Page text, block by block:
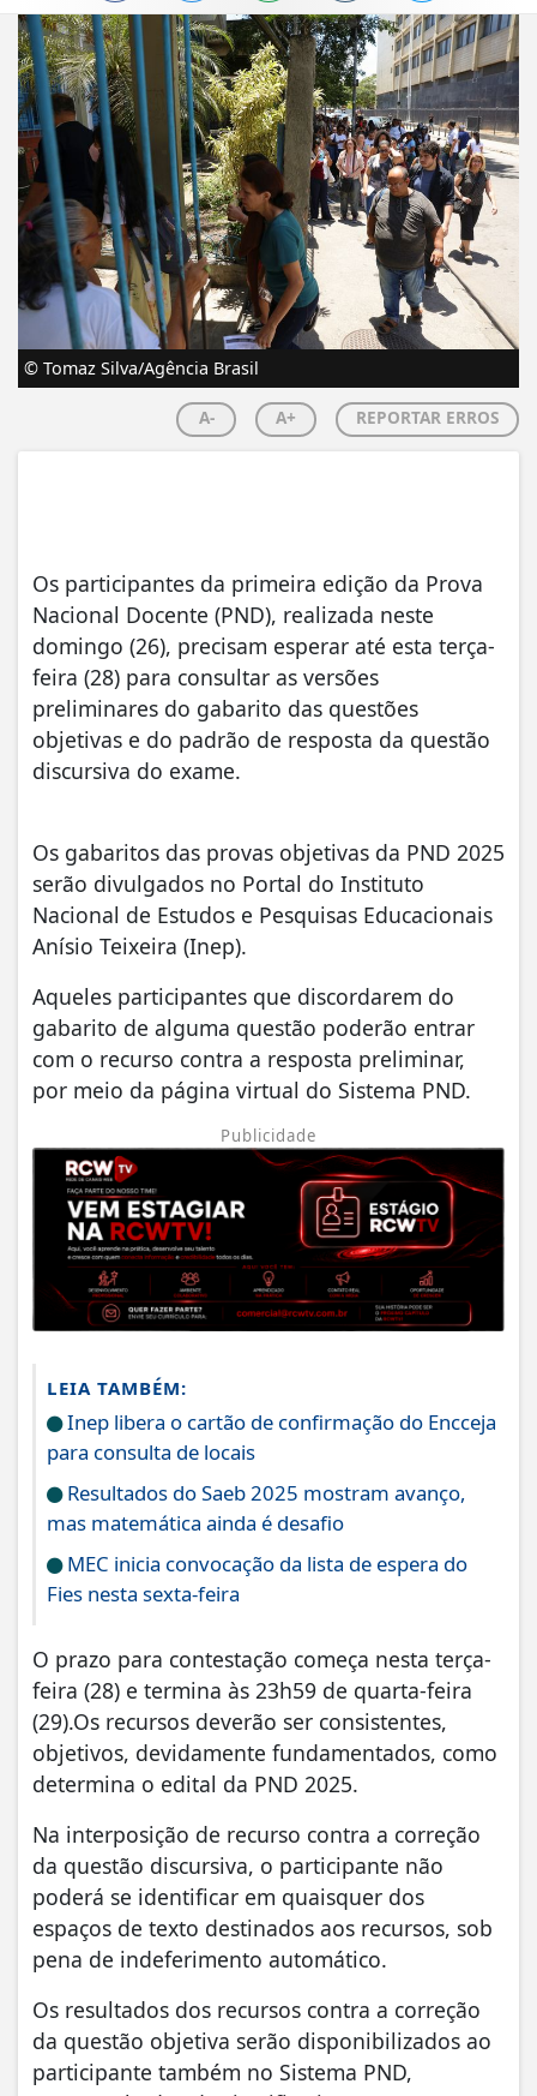
© Tomaz Silva/Agência Brasil
A- A+ REPORTAR ERROS
Os participantes da primeira edição da Prova
Nacional Docente (PND), realizada neste
domingo (26), precisam esperar até esta terça-
feira (28) para consultar as versões
preliminares do gabarito das questões
objetivas e do padrão de resposta da questão
discursiva do exame.
Os gabaritos das provas objetivas da PND 2025
serão divulgados no Portal do Instituto
Nacional de Estudos e Pesquisas Educacionais
Anísio Teixeira (Inep).
Aqueles participantes que discordarem do
gabarito de alguma questão poderão entrar
com o recurso contra a resposta preliminar,
por meio da página virtual do Sistema PND.
Publicidade
LEIA TAMBÉM:
Inep libera o cartão de confirmação do Encceja
para consulta de locais
Resultados do Saeb 2025 mostram avanço,
mas matemática ainda é desafio
MEC inicia convocação da lista de espera do
Fies nesta sexta-feira
O prazo para contestação começa nesta terça-
feira (28) e termina às 23h59 de quarta-feira
(29).Os recursos deverão ser consistentes,
objetivos, devidamente fundamentados, como
determina o edital da PND 2025.
Na interposição de recurso contra a correção
da questão discursiva, o participante não
poderá se identificar em quaisquer dos
espaços de texto destinados aos recursos, sob
pena de indeferimento automático.
Os resultados dos recursos contra a correção
da questão objetiva serão disponibilizados ao
participante também no Sistema PND,